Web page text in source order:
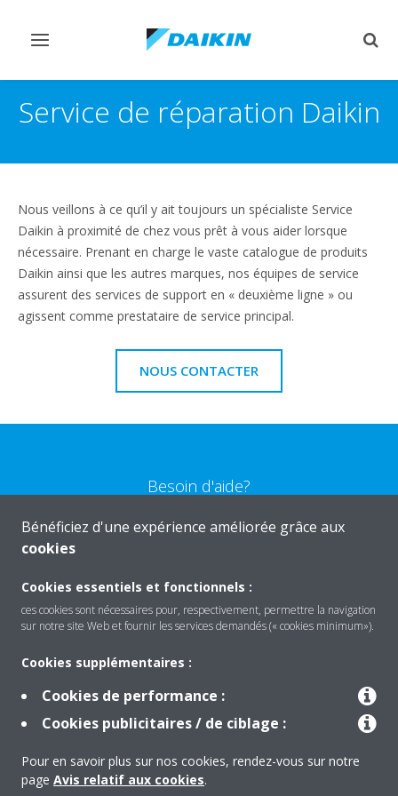
Afficher/masquer
Service de réparation Daikin
Nous veillons à ce qu’il y ait toujours un spécialiste Service
Daikin à proximité de chez vous prêt à vous aider lorsque
nécessaire. Prenant en charge le vaste catalogue de produits
Daikin ainsi que les autres marques, nos équipes de service
assurent des services de support en « deuxième ligne » ou
agissent comme prestataire de service principal.
NOUS CONTACTER
Besoin d'aide?
CONTACTEZ-NOUS
Solutions
À propos de Daikin
Bénéficiez d'une expérience améliorée grâce aux
cookies
Cookies essentiels et fonctionnels :
ces cookies sont nécessaires pour, respectivement, permettre la navigation
sur notre site Web et fournir les services demandés (« cookies minimum»).
Cookies supplémentaires :
Cookies de performance :
Cookies publicitaires / de ciblage :
Pour en savoir plus sur nos cookies, rendez-vous sur notre
page Avis relatif aux cookies.